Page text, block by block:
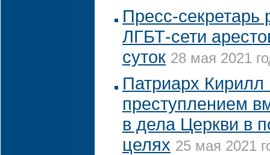
Пресс-секретарь
ЛГБТ-сети
суток 28 мая 2021
Патриарх Кирилл
преступлением
в дела Церкви в
целях 25 мая 2021